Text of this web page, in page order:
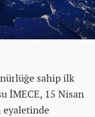
sahip ilk
İMECE, 15 Nisan